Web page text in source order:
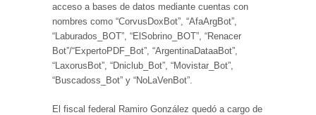
acceso a bases de datos mediante cuentas con
nombres como “CorvusDoxBot”, “AfaArgBot”,
“Laburados_BOT”, “ElSobrino_BOT”, “Renacer
Bot”/“ExpertoPDF_Bot”, “ArgentinaDataaBot”,
“LaxorusBot”, “Dniclub_Bot”, “Movistar_Bot”,
“Buscadoss_Bot” y “NoLaVenBot”.
El fiscal federal Ramiro González quedó a cargo de